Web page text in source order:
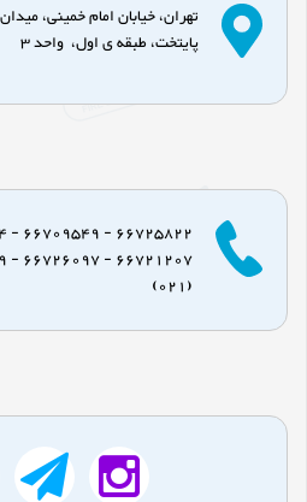
تهران، خیابان امام خمینی،
پایتخت، طبقه ی اول، واحد 3
(021)